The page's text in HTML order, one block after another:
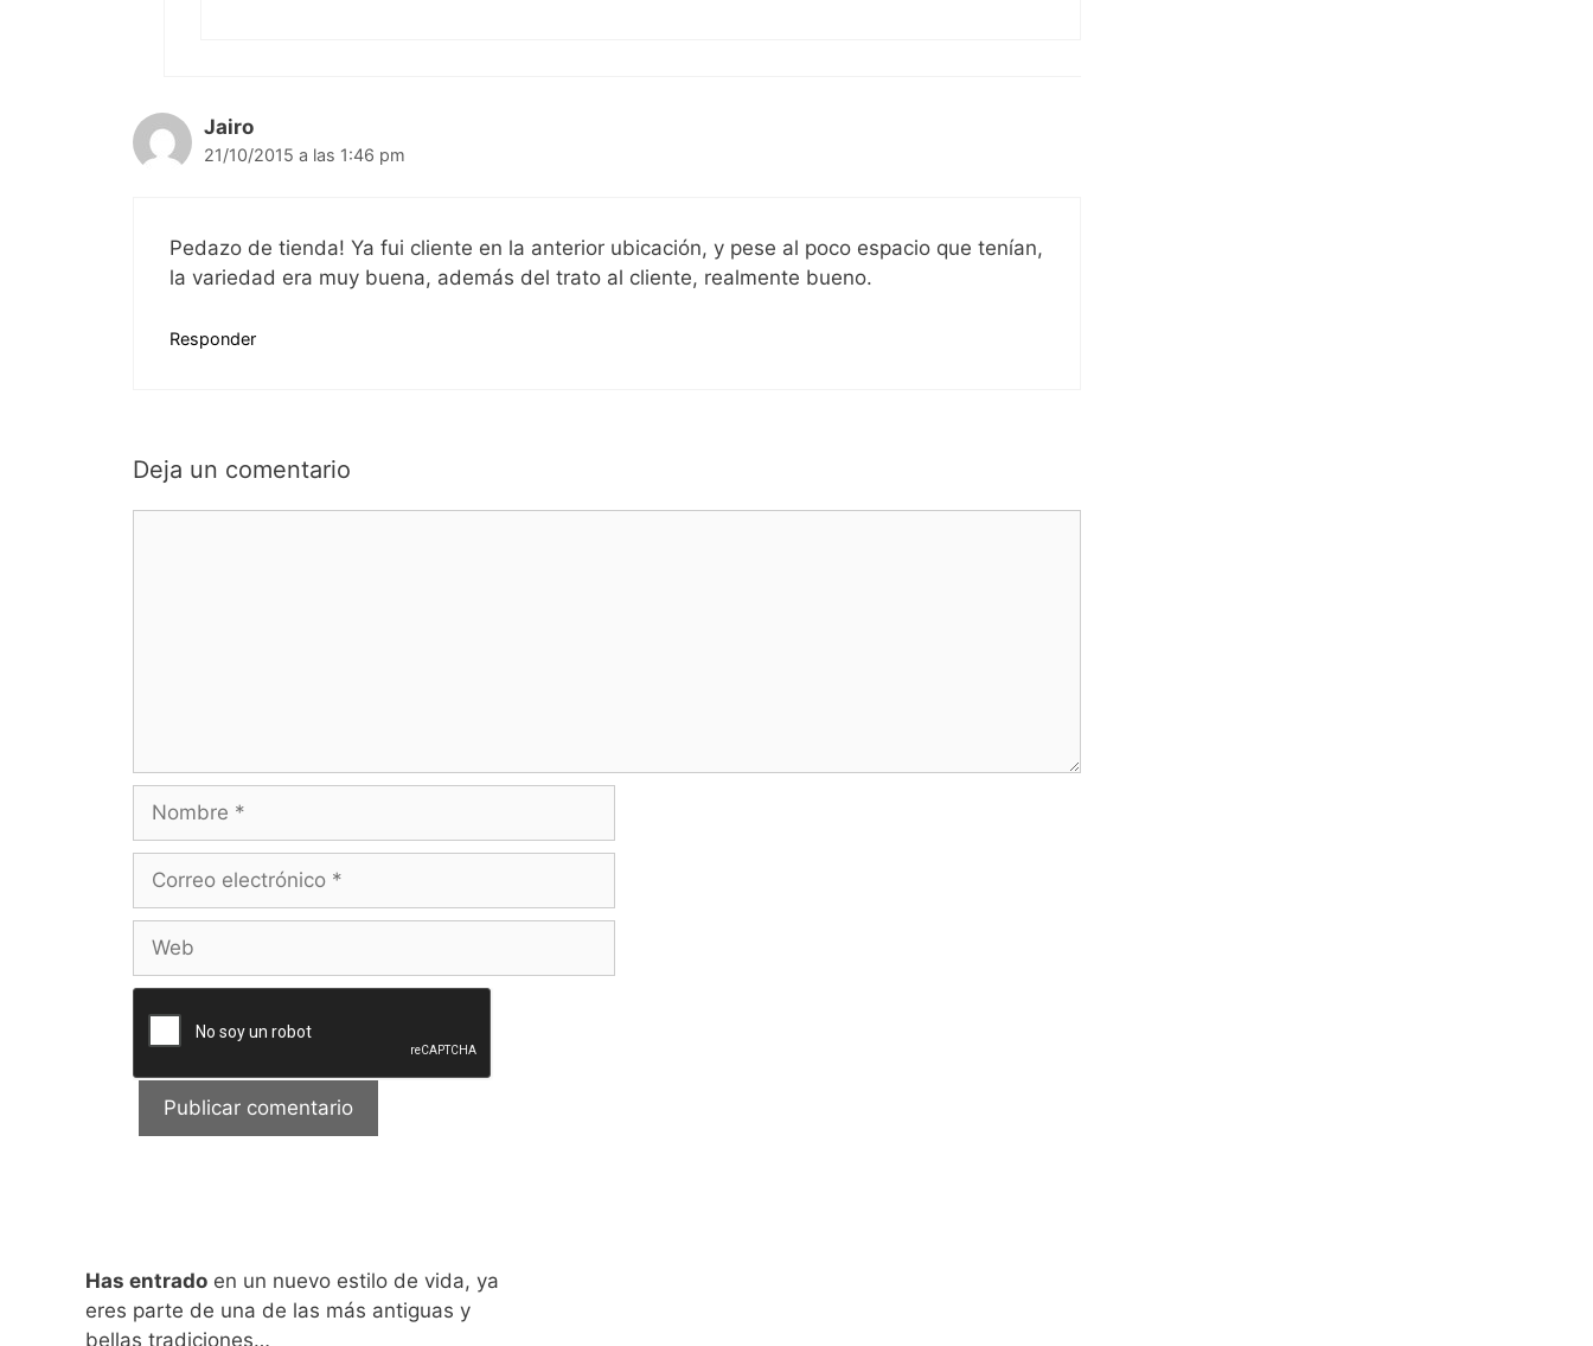
Jairo
21/10/2015 a las 1:46 pm
Pedazo de tienda! Ya fui cliente en la anterior ubicación, y pese al poco espacio que tenían,
la variedad era muy buena, además del trato al cliente, realmente bueno.
Responder
Deja un comentario
Nombre
Correo
Web
Has entrado en un nuevo estilo de vida, ya
eres parte de una de las más antiguas y
bellas tradiciones…